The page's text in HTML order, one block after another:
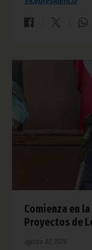
Comienza en
Proyectos de
agosto 07, 2026